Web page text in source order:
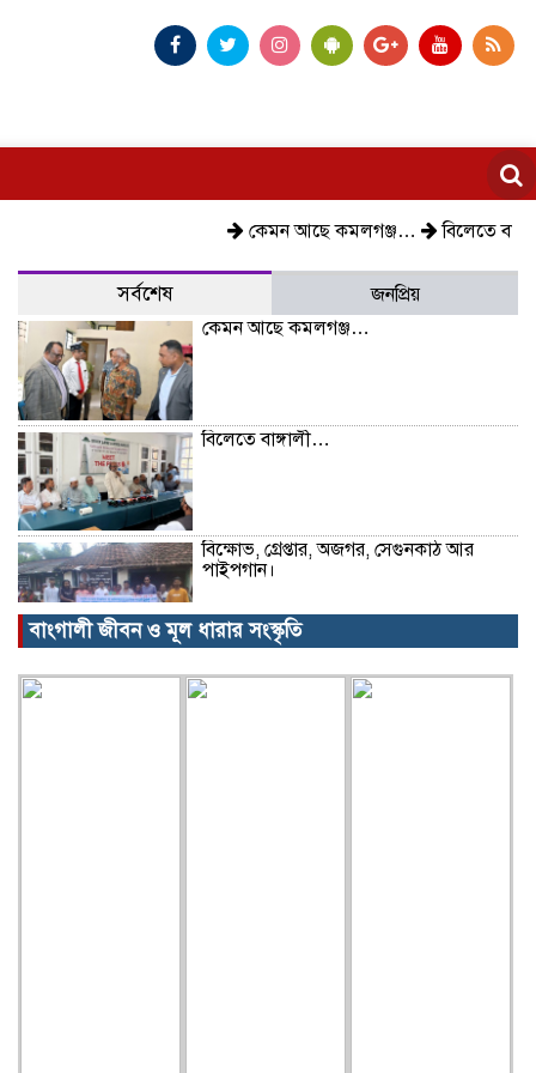
কেমন আছে কমলগঞ্জ… বিলেতে বাঙ্গালী…
সর্বশেষ
জনপ্রিয়
কেমন আছে কমলগঞ্জ…
বিলেতে বাঙ্গালী…
বিক্ষোভ, গ্রেপ্তার, অজগর, সেগুনকাঠ আর
পাইপগান।
বাংগালী জীবন ও মূল ধারার সংস্কৃতি